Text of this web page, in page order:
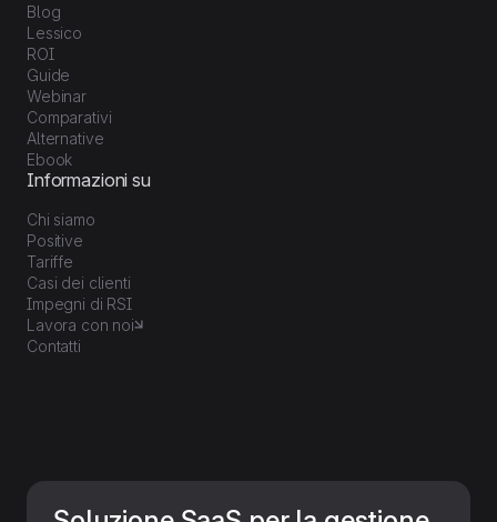
Blog
Lessico
ROI
Guide
Webinar
Comparativi
Alternative
Ebook
Informazioni su
Chi siamo
Positive
Tariffe
Casi dei clienti
Impegni di RSI
Lavora con noi
Contatti